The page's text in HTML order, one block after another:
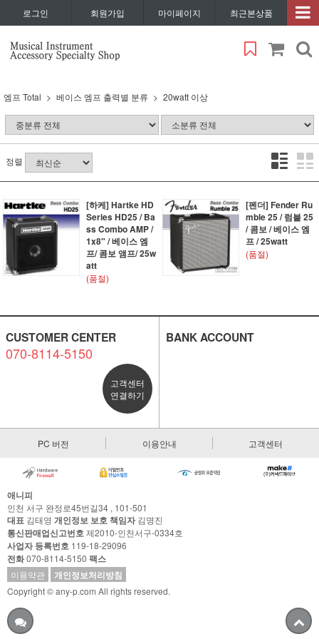
로그인 회원가입 마이페이지 최근본상품
엠프 Total 베이스 엠프 출력별 분류 20watt 이상
정렬
[하케] Hartke HD
Series HD25 / Ba
ss Combo AMP /
1x8" / 베이스 엠
프/ 콤보 앰프/ 25w
att
(품절)
[펜더] Fender Ru
mble 25 / 럼블 25
/ 콤보 / 베이스 엠
프 / 25watt
(품절)
CUSTOMER CENTER
070-8114-5150
고객센터
연결하기
BANK ACCOUNT
PC 버전 이용안내 고객센터
애니피
인천 서구 완정로45번길34 , 101-501
대표 김태영 개인정보 보호 책임자김명진
통신판매업신고번호제2010-인천서구-0334호
사업자 등록번호 119-18-29096
전화070-8114-5150 팩스
이용약관 개인정보처리방침
Copyright © any-p.com All rights reserved.